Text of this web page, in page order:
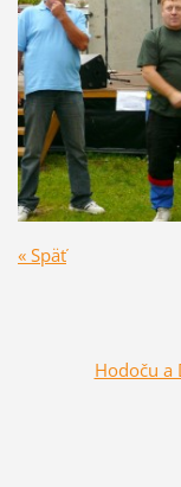
« Späť
Hodoču a